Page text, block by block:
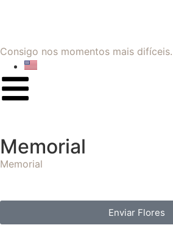
Consigo nos momentos mais difíceis.
Memorial
Memorial
Enviar Flores